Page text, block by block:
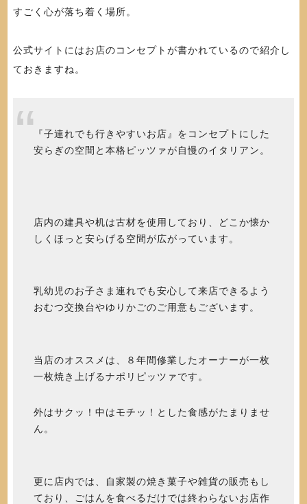
すごく心が落ち着く場所。
公式サイトにはお店のコンセプトが書かれているので紹介し
ておきますね。
『子連れでも行きやすいお店』をコンセプトにした
安らぎの空間と本格ピッツァが自慢のイタリアン。
店内の建具や机は古材を使用しており、どこか懐か
しくほっと安らげる空間が広がっています。
乳幼児のお子さま連れでも安心して来店できるよう
おむつ交換台やゆりかごのご用意もございます。
当店のオススメは、８年間修業したオーナーが一枚
一枚焼き上げるナポリピッツァです。
外はサクッ！中はモチッ！とした食感がたまりませ
ん。
更に店内では、自家製の焼き菓子や雑貨の販売もし
ており、ごはんを食べるだけでは終わらないお店作